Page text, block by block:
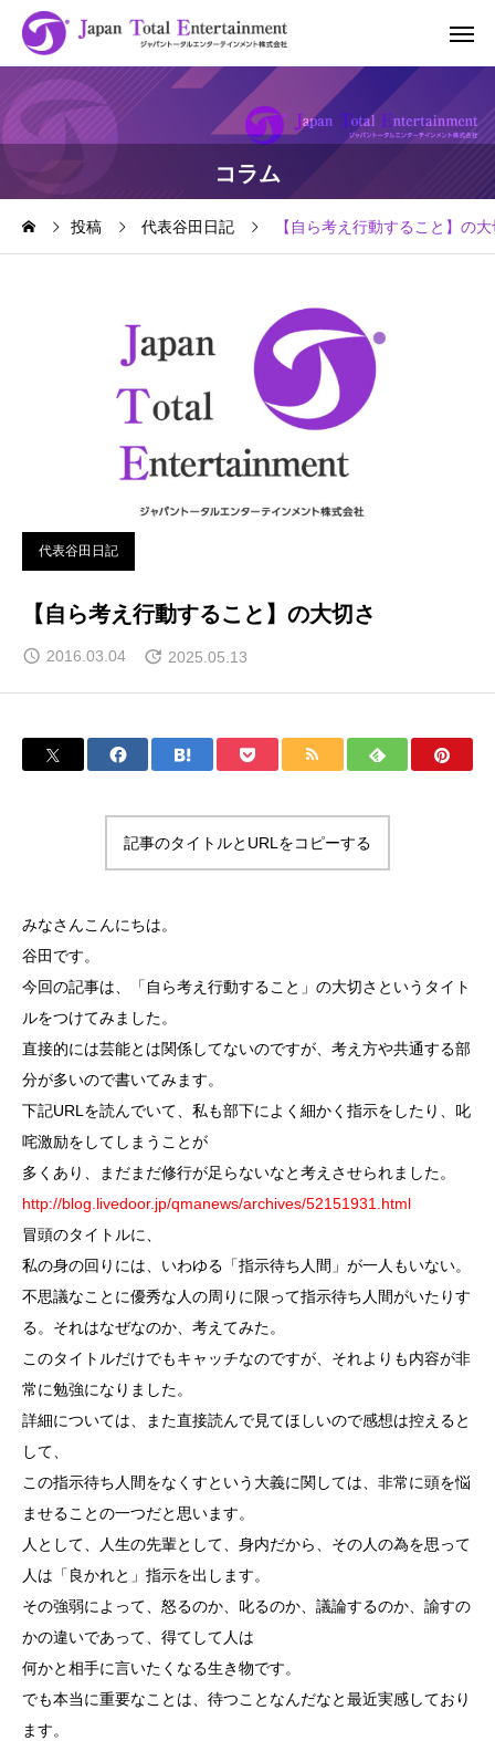
コラム
投稿 代表谷田日記 【自ら考え行動すること】の
代表谷田日記
【自ら考え行動すること】の大切さ
2016.03.04 2025.05.13
記事のタイトルとURLをコピーする
みなさんこんにちは。
谷田です。
今回の記事は、「自ら考え行動すること」の大切さというタイト
ルをつけてみました。
直接的には芸能とは関係してないのですが、考え方や共通する部
分が多いので書いてみます。
下記URLを読んでいて、私も部下によく細かく指示をしたり、叱
咤激励をしてしまうことが
多くあり、まだまだ修行が足らないなと考えさせられました。
http://blog.livedoor.jp/qmanews/archives/52151931.html
冒頭のタイトルに、
私の身の回りには、いわゆる「指示待ち人間」が一人もいない。
不思議なことに優秀な人の周りに限って指示待ち人間がいたりす
る。それはなぜなのか、考えてみた。
このタイトルだけでもキャッチなのですが、それよりも内容が非
常に勉強になりました。
詳細については、また直接読んで見てほしいので感想は控えると
して、
この指示待ち人間をなくすという大義に関しては、非常に頭を悩
ませることの一つだと思います。
人として、人生の先輩として、身内だから、その人の為を思って
人は「良かれと」指示を出します。
その強弱によって、怒るのか、叱るのか、議論するのか、諭すの
かの違いであって、得てして人は
何かと相手に言いたくなる生き物です。
でも本当に重要なことは、待つことなんだなと最近実感しており
ます。